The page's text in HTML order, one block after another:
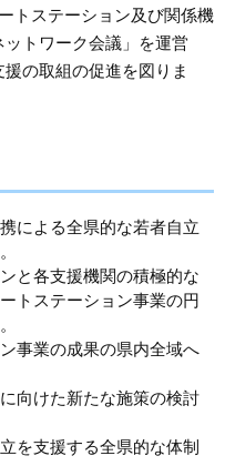
トステーション及び関係機
トワーク会議」を運営
の取組の促進を図りま
による全県的な若者自立
と各支援機関の積極的な
トステーション事業の円
事業の成果の県内全域へ
向けた新たな施策の検討
を支援する全県的な体制